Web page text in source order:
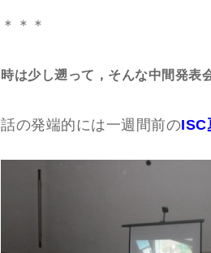
＊＊＊
時は少し遡って，そんな中間発表
話の発端的には一週間前のISC